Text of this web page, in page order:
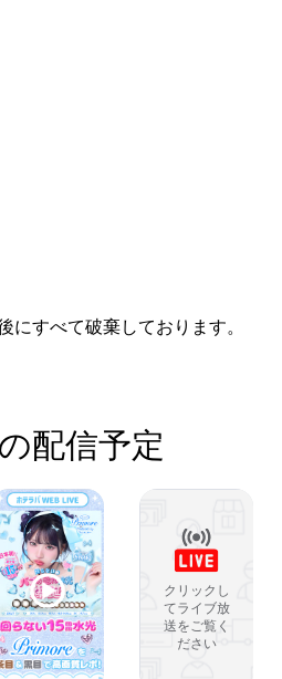
すべて破棄しております。
配信予定
クリックし
てライブ放
送をご覧く
ださい